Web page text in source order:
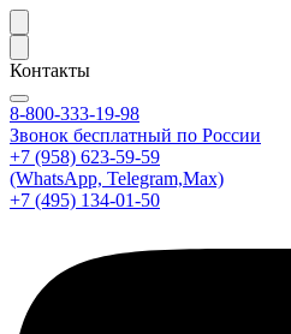
Контакты
8-800-333-19-98
Звонок бесплатный по России
+7 (958) 623-59-59
(WhatsApp, Telegram,Max)
+7 (495) 134-01-50